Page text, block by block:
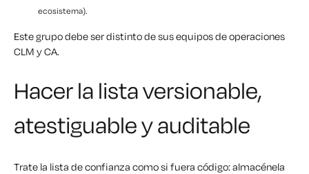
ecosistema).
Este grupo debe ser distinto de sus equipos de operaciones
CLM y CA.
Hacer la lista versionable,
atestiguable y auditable
Trate la lista de confianza como si fuera código: almacénela